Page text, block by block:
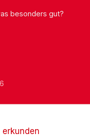
besonders gut?